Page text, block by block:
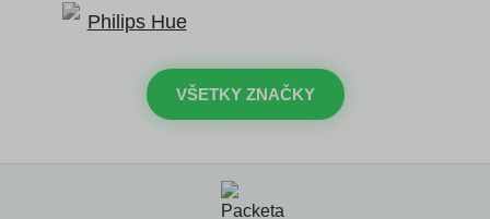
VŠETKY ZNAČKY